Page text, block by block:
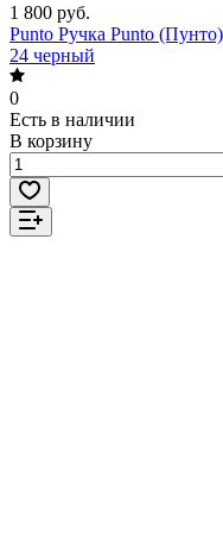
1 800 руб.
Punto Ручка Punto
24 черный
0
Есть в наличии
В корзину